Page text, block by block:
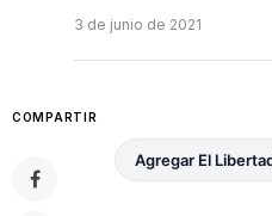
3 de junio de 2021
COMPARTIR
Agregar El